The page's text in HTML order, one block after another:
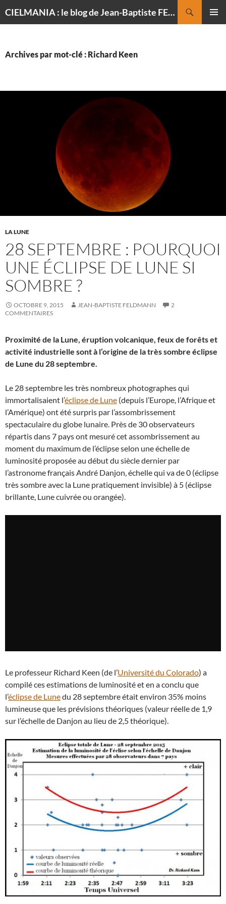
CIELMANIA : le blog de Jean-Baptiste FELDMANN, photographe du ciel
Archives par mot-clé : Richard Keen
LA LUNE
28 SEPTEMBRE : POURQUOI
UNE ÉCLIPSE DE LUNE SI
SOMBRE ?
OCTOBRE 9, 2015 JEAN-BAPTISTE FELDMANN
2
COMMENTAIRES
Proximité de la Lune, éruption volcanique, feux de forêts et
activité industrielle sont à l’origine de la très sombre éclipse
de Lune du 28 septembre.
Le 28 septembre les très nombreux photographes qui
immortalisaient l’éclipse de Lune (depuis l’Europe, l’Afrique et
l’Amérique) ont été surpris par l’assombrissement
spectaculaire du globe lunaire. Près de 30 observateurs
répartis dans 7 pays ont mesuré cet assombrissement au
moment du maximum de l’éclipse selon une échelle de
luminosité proposée au début du siècle dernier par
l’astronome français André Danjon, échelle qui va de 0 (éclipse
très sombre avec la Lune pratiquement invisible) à 5 (éclipse
brillante, Lune cuivrée ou orangée).
Le professeur Richard Keen (de l’Université du Colorado) a
compilé ces estimations de luminosité et en a conclu que
l’éclipse de Lunedu 28 septembre était environ 35% moins
lumineuse que les prévisions théoriques (valeur réelle de 1,9
sur l’échelle de Danjon au lieu de 2,5 théorique).